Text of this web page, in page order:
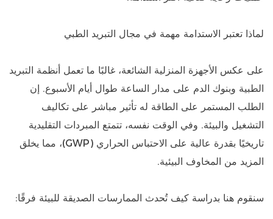
لماذا تعتبر الاستدامة مهمة في مجال التبريد الطبي
على عكس الأجهزة المنزلية الشائعة، غالبًا ما تعمل أنظمة التبريد
الطبية وبنوك الدم على مدار الساعة طوال أيام الأسبوع. إن
الطلب المستمر على الطاقة له تأثير مباشر على تكاليف
التشغيل والبيئة. وفي الوقت نفسه، تتمتع المبردات التقليدية
تاريخيًا بقدرة عالية على الاحتباس الحراري (GWP)، مما يخلق
المزيد من المخاوف البيئية.
سنقوم هنا بدراسة كيف تُحدث الممارسات الصديقة للبيئة فرقًا: